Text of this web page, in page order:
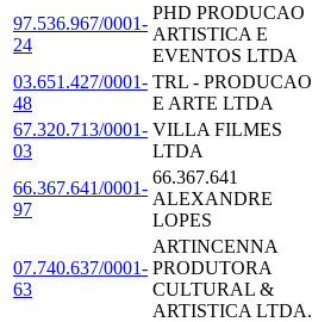
97.536.967/0001-
24
PHD PRODUCAO
ARTISTICA E
EVENTOS LTDA
03.651.427/0001-
48
TRL - PRODUCAO
E ARTE LTDA
67.320.713/0001-
03
VILLA FILMES
LTDA
66.367.641/0001-
97
66.367.641
ALEXANDRE
LOPES
07.740.637/0001-
63
ARTINCENNA
PRODUTORA
CULTURAL &
ARTISTICA LTDA.